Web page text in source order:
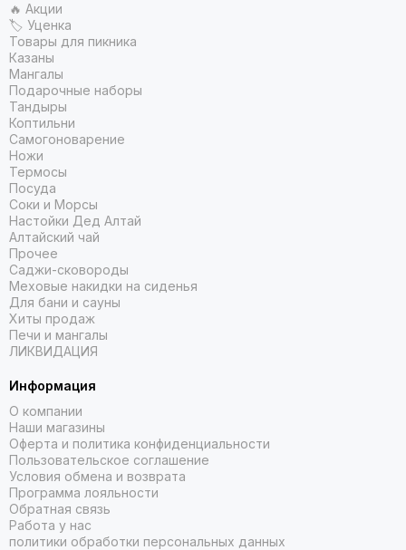
🔥 Акции
🏷 Уценка
Товары для пикника
Казаны
Мангалы
Подарочные наборы
Тандыры
Коптильни
Самогоноварение
Ножи
Термосы
Посуда
Соки и Морсы
Настойки Дед Алтай
Алтайский чай
Прочее
Саджи-сковороды
Меховые накидки на сиденья
Для бани и сауны
Хиты продаж
Печи и мангалы
ЛИКВИДАЦИЯ
Информация
О компании
Наши магазины
Оферта и политика конфиденциальности
Пользовательское соглашение
Условия обмена и возврата
Программа лояльности
Обратная связь
Работа у нас
политики обработки персональных данных